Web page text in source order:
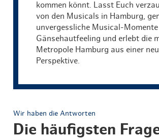
kommen könnt. Lasst Euch
von den Musicals in Hamburg,
unvergessliche Musical-
Gänsehautfeeling und erlebt die
Metropole Hamburg aus einer
Perspektive.
Wir haben die Antworten
Die häufigsten